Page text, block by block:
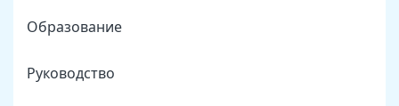
Образование
Руководство